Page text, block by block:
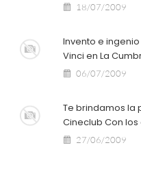
18/07/2009
Invento e
Vinci en La
06/07/2009
Te brindamos
Cineclub Con
27/06/2009